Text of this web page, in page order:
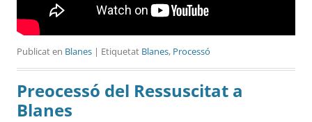
Publicat en Blanes | Etiquetat Blanes, Processó
Preocessó del Ressuscitat a
Blanes